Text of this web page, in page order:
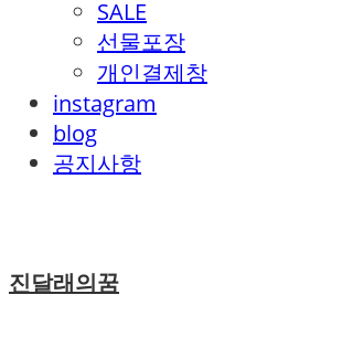
SALE
선물포장
개인결제창
instagram
blog
공지사항
진달래의꿈